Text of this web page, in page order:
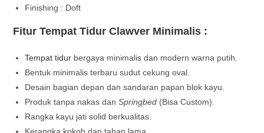
Finishing : Doft
Fitur Tempat Tidur Clawver Minimalis :
Tempat tidur bergaya minimalis dan modern warna putih.
Bentuk minimalis terbaru sudut cekung oval.
Desain bagian depan dan sandaran papan blok kayu.
Produk tanpa nakas danSpringbed (Bisa Custom).
Rangka kayu jati solid berkualitas.
Kerangka kokoh dan tahan lama.